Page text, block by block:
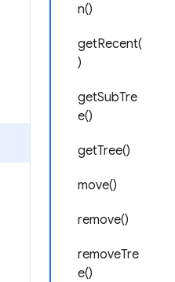
n()
getRecent(
)
getSubTre
e()
getTree()
move()
remove()
removeTre
e()